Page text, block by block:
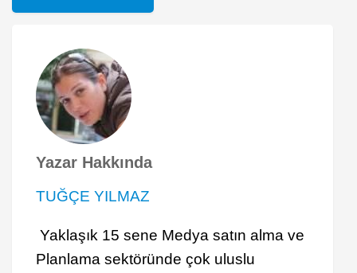
Yazar Hakkında
TUĞÇE YILMAZ
Yaklaşık 15 sene Medya satın alma ve
Planlama sektöründe çok uluslu